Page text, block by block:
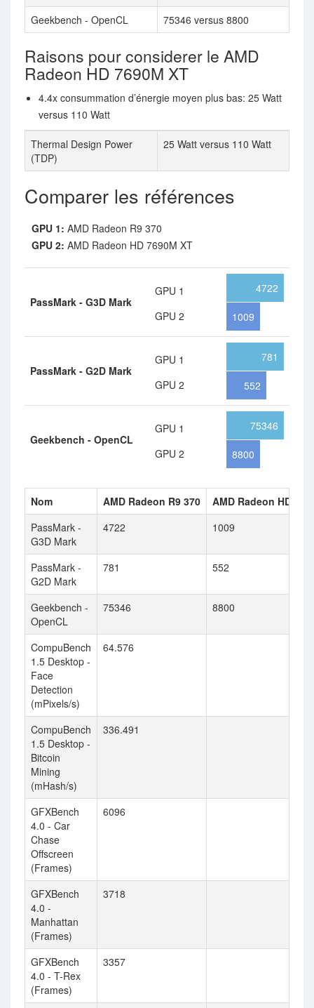
Geekbench - OpenCL
75346 versus 8800
Raisons pour considerer le AMD
Radeon HD 7690M XT
4.4x consummation d’énergie moyen plus bas: 25 Watt
versus 110 Watt
Thermal Design Power
(TDP)
25 Watt versus 110 Watt
Comparer les références
GPU 1: AMD Radeon R9 370
GPU 2: AMD Radeon HD 7690M XT
PassMark - G3D Mark
GPU 1
GPU 2
4722
1009
PassMark - G2D Mark
GPU 1
GPU 2
781
552
Geekbench - OpenCL
GPU 1
GPU 2
75346
8800
Nom AMD Radeon R9 370
AMD Radeon HD
PassMark -
G3D Mark
4722 1009
PassMark -
G2D Mark
781 552
Geekbench -
OpenCL
75346 8800
CompuBench
1.5 Desktop -
Face
Detection
(mPixels/s)
64.576
CompuBench
1.5 Desktop -
Bitcoin
Mining
(mHash/s)
336.491
GFXBench
4.0 - Car
Chase
Offscreen
(Frames)
6096
GFXBench
4.0 -
Manhattan
(Frames)
3718
GFXBench
4.0 - T-Rex
(Frames)
3357